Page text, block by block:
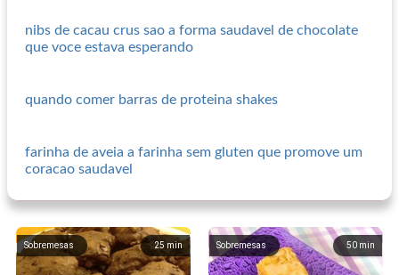
nibs de cacau crus sao a forma saudavel de chocolate
que voce estava esperando
quando comer barras de proteina shakes
farinha de aveia a farinha sem gluten que promove um
coracao saudavel
25 min
Sobremesas 50 min
Sobremesas